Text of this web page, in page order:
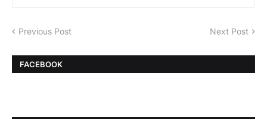
Previous Post Next Post
FACEBOOK